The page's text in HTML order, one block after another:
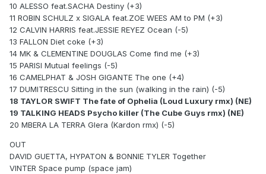
10 ALESSO feat.SACHA Destiny (+3)
11 ROBIN SCHULZ x SIGALA feat.ZOE WEES AM to PM (+3)
12 CALVIN HARRIS feat.JESSIE REYEZ Ocean (-5)
13 FALLON Diet coke (+3)
14 MK & CLEMENTINE DOUGLAS Come find me (+3)
15 PARISI Mutual feelings (-5)
16 CAMELPHAT & JOSH GIGANTE The one (+4)
17 DUMITRESCU Sitting in the sun (walking in the rain) (-5)
18 TAYLOR SWIFT The fate of Ophelia (Loud Luxury rmx) (NE)
19 TALKING HEADS Psycho killer (The Cube Guys rmx) (NE)
20 MBERA LA TERRA Glera (Kardon rmx) (-5)
OUT
DAVID GUETTA, HYPATON & BONNIE TYLER Together
VINTER Space pump (space jam)